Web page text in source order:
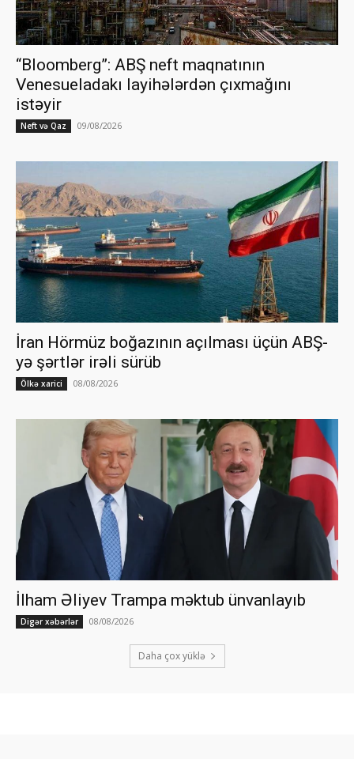
“Bloomberg”: ABŞ neft maqnatının
Venesueladakı layihələrdən çıxmağını
istəyir
Neft və Qaz 09/08/2026
İran Hörmüz boğazının açılması üçün ABŞ-
yə şərtlər irəli sürüb
Ölkə xarici 08/08/2026
İlham Əliyev Trampa məktub ünvanlayıb
Digər xəbərlər 08/08/2026
Daha çox yüklə